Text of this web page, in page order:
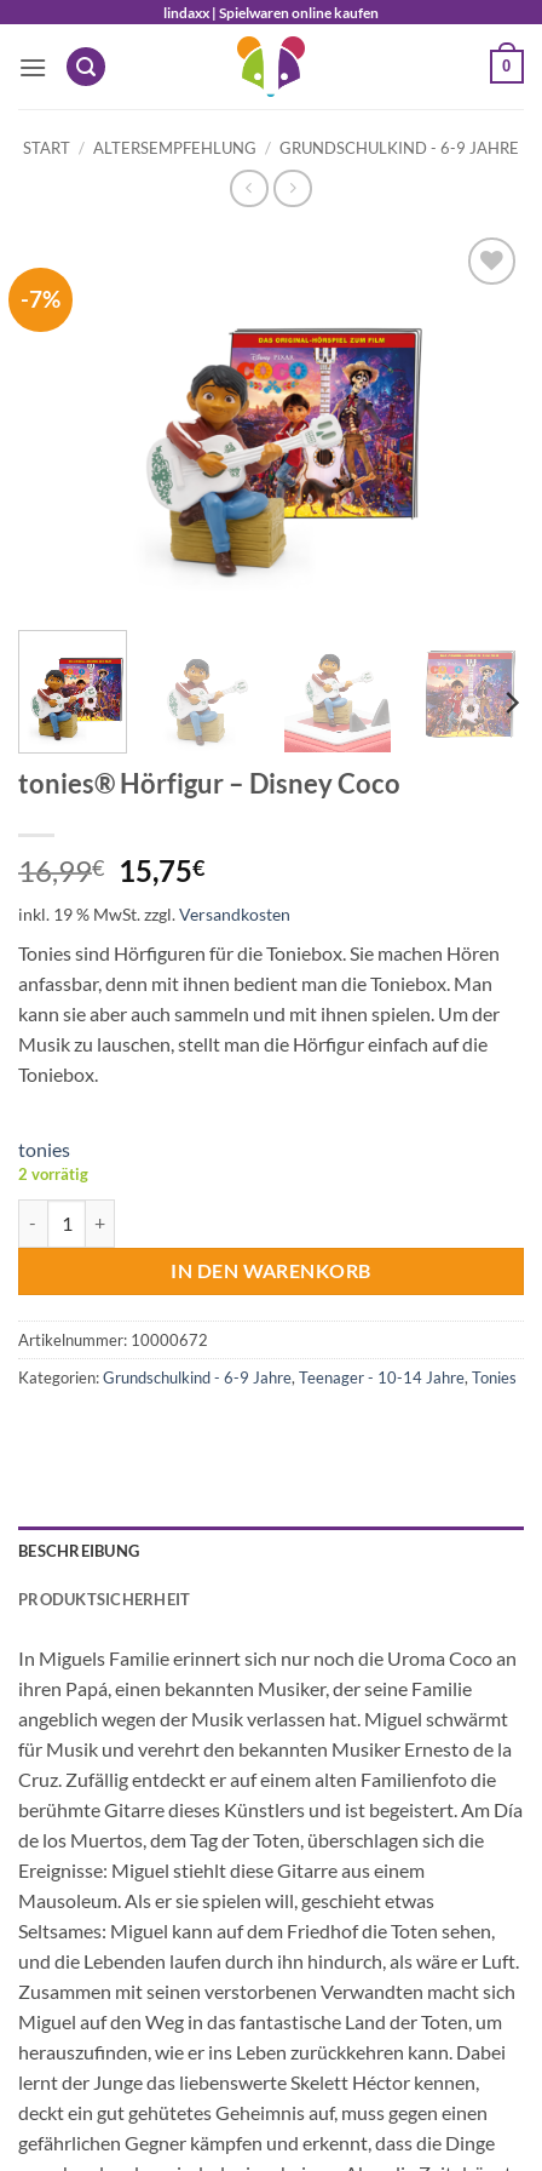
springen
lindaxx | Spielwaren online kaufen
0
START / ALTERSEMPFEHLUNG / GRUNDSCHULKIND - 6-9 JAHRE
-7%
Wunschliste
tonies® Hörfigur – Disney Coco
16,99€
Ursprünglicher
Preis
war:
16,99€
15,75€Aktueller
ist:
15,75€.
inkl. 19 % MwSt.zzgl.Versandkosten
Tonies sind Hörfiguren für die Toniebox. Sie machen Hören
anfassbar, denn mit ihnen bedient man die Toniebox. Man
kann sie aber auch sammeln und mit ihnen spielen. Um der
Musik zu lauschen, stellt man die Hörfigur einfach auf die
Toniebox.
tonies
2 vorrätig
IN DEN WARENKORB
Artikelnummer: 10000672
Kategorien:Grundschulkind - 6-9 Jahre, Teenager - 10-14 Jahre, Tonies
BESCHREIBUNG
PRODUKTSICHERHEIT
In Miguels Familie erinnert sich nur noch die Uroma Coco an
ihren Papá, einen bekannten Musiker, der seine Familie
angeblich wegen der Musik verlassen hat. Miguel schwärmt
für Musik und verehrt den bekannten Musiker Ernesto de la
Cruz. Zufällig entdeckt er auf einem alten Familienfoto die
berühmte Gitarre dieses Künstlers und ist begeistert. Am Día
de los Muertos, dem Tag der Toten, überschlagen sich die
Ereignisse: Miguel stiehlt diese Gitarre aus einem
Mausoleum. Als er sie spielen will, geschieht etwas
Seltsames: Miguel kann auf dem Friedhof die Toten sehen,
und die Lebenden laufen durch ihn hindurch, als wäre er Luft.
Zusammen mit seinen verstorbenen Verwandten macht sich
Miguel auf den Weg in das fantastische Land der Toten, um
herauszufinden, wie er ins Leben zurückkehren kann. Dabei
lernt der Junge das liebenswerte Skelett Héctor kennen,
deckt ein gut gehütetes Geheimnis auf, muss gegen einen
gefährlichen Gegner kämpfen und erkennt, dass die Dinge